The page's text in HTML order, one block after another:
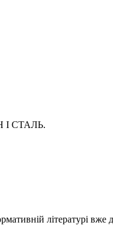
I СТАЛЬ.
літературі вже